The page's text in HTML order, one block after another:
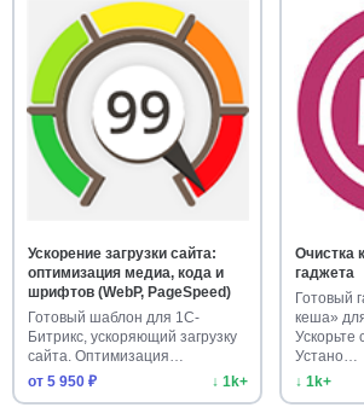
Ускорение загрузки сайта:
оптимизация медиа, кода и
шрифтов (WebP, PageSpeed)
Готовый шаблон для 1С-
Битрикс, ускоряющий загрузку
сайта. Оптимизация
изображени…
от 5 950 ₽ ↓ 1k+
Очистка
гаджета
Готовый
кеша»
Ускорьте
Устано…
↓ 1k+